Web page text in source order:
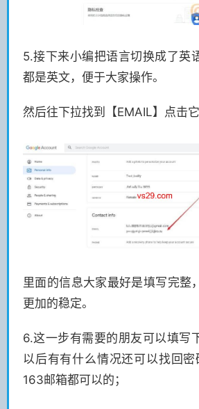
5.接下来小编把语言切换成了英
都是英文，便于大家操作。
然后往下拉找到【EMAIL】点击它
里面的信息大家最好是填写完整
更加的稳定。
6.这一步有需要的朋友可以填写
以后有有什么情况还可以找回
163邮箱都可以的；